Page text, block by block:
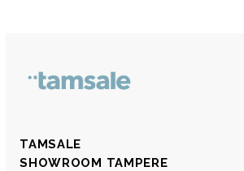
TAMSALE
SHOWROOM TAMPERE